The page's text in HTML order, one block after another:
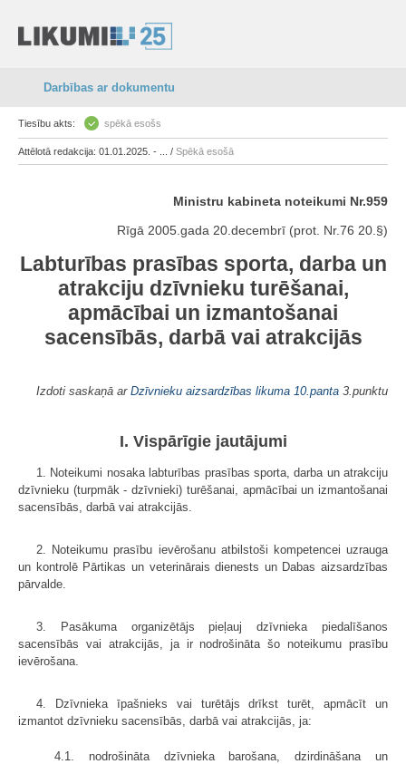
Darbības ar dokumentu
Tiesību akts: spēkā esošs
Attēlotā redakcija: 01.01.2025. - ... / Spēkā esošā
Ministru kabineta noteikumi Nr.959
Rīgā 2005.gada 20.decembrī (prot. Nr.76 20.§)
Labturības prasības sporta, darba un
atrakciju dzīvnieku turēšanai,
apmācībai un izmantošanai
sacensībās, darbā vai atrakcijās
Izdoti saskaņā ar Dzīvnieku aizsardzības likuma 10.panta 3.punktu
I. Vispārīgie jautājumi
1. Noteikumi nosaka labturības prasības sporta, darba un atrakciju
dzīvnieku (turpmāk - dzīvnieki) turēšanai, apmācībai un izmantošanai
sacensībās, darbā vai atrakcijās.
2. Noteikumu prasību ievērošanu atbilstoši kompetencei uzrauga
un kontrolē Pārtikas un veterinārais dienests un Dabas aizsardzības
pārvalde.
3. Pasākuma organizētājs pieļauj dzīvnieka piedalīšanos
sacensībās vai atrakcijās, ja ir nodrošināta šo noteikumu prasību
ievērošana.
4. Dzīvnieka īpašnieks vai turētājs drīkst turēt, apmācīt un
izmantot dzīvnieku sacensībās, darbā vai atrakcijās, ja:
4.1. nodrošināta dzīvnieka barošana, dzirdināšana un